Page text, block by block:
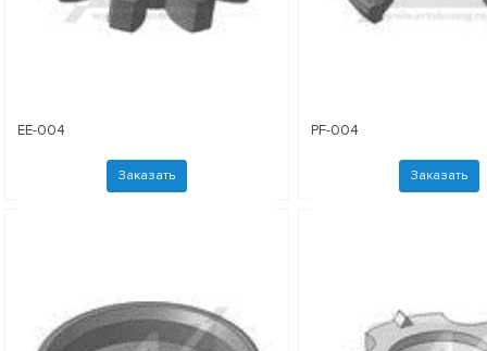
EE-004
Заказать
PF-004
Заказать